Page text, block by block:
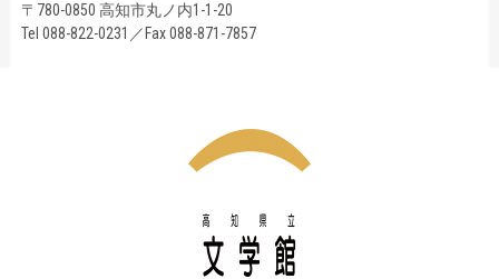
〒780-0850 高知市丸ノ内1-1-20
Tel 088-822-0231／Fax 088-871-7857